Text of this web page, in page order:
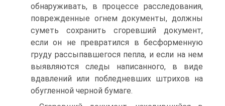
обнаруживать, в процессе расследования,
поврежденные огнем документы, должны
суметь сохранить сгоревший документ,
если он не превратился в бесформенную
груду рассыпавшегося пепла, и если на нем
выявляются следы написанного, в виде
вдавлений или побледневших штрихов на
обугленной черной бумаге.